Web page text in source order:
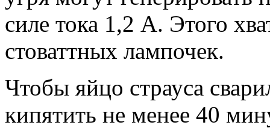
силе тока 1,2 А. Этого
стоваттных лампочек.
Чтобы яйцо страуса
кипятить не менее 40